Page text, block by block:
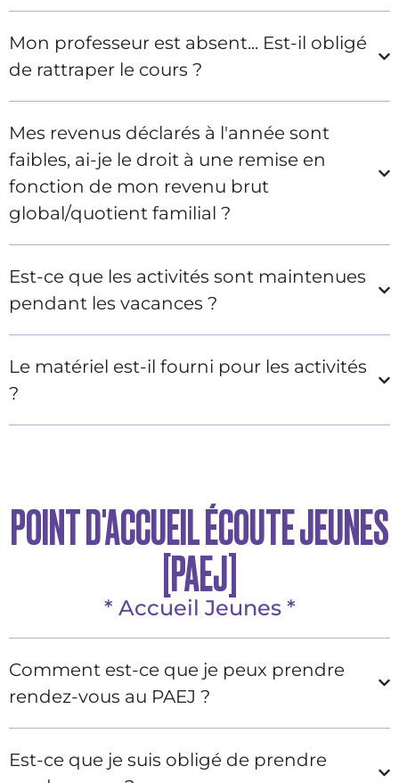
Mon professeur est absent... Est-il obligé
de rattraper le cours ?
Mes revenus déclarés à l'année sont
faibles, ai-je le droit à une remise en
fonction de mon revenu brut
global/quotient familial ?
Est-ce que les activités sont maintenues
pendant les vacances ?
Le matériel est-il fourni pour les activités
?
POINT D'ACCUEIL ÉCOUTE JEUNES
[PAEJ]
* Accueil Jeunes *
Comment est-ce que je peux prendre
rendez-vous au PAEJ ?
Est-ce que je suis obligé de prendre